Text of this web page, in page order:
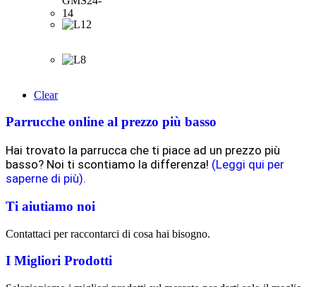
Clear
Parrucche online al prezzo più basso
Hai trovato la parrucca che ti piace ad un prezzo più
basso? Noi ti scontiamo la differenza! (Leggi qui per
saperne di più).
Ti aiutiamo noi
Contattaci per raccontarci di cosa hai bisogno.
I Migliori Prodotti